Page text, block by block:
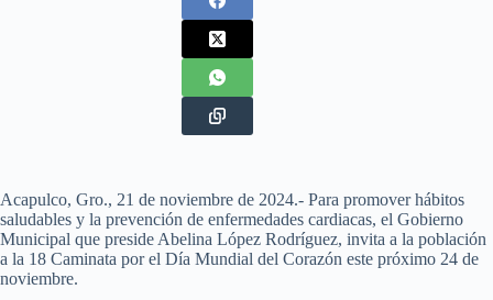
Acapulco, Gro., 21 de noviembre de 2024.- Para promover hábitos
saludables y la prevención de enfermedades cardiacas, el Gobierno
Municipal que preside Abelina López Rodríguez, invita a la población
a la 18 Caminata por el Día Mundial del Corazón este próximo 24 de
noviembre.